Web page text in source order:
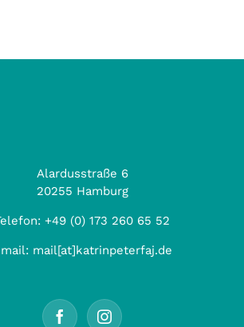
Alardusstraße 6
20255 Hamburg
+49 (0) 173 260 65 52
mail[at]katrinpeterfaj.de